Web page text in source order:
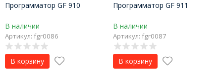
Программатор GF 910
В наличии
Артикул: fgr0086
В корзину
Программатор GF 911
В наличии
Артикул: fgr0087
В корзину